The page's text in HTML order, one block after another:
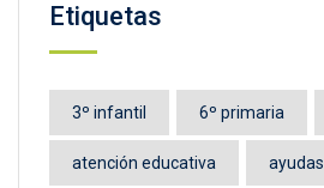
Etiquetas
3º infantil 6º primaria
atención educativa ayudas